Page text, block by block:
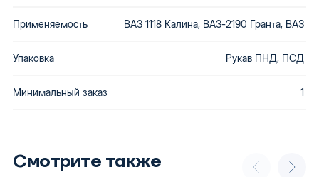
Применяемость ВАЗ 1118 Калина, ВАЗ-2190 Гранта, ВАЗ
Упаковка Рукав ПНД, ПСД
Минимальный заказ 1
Смотрите также